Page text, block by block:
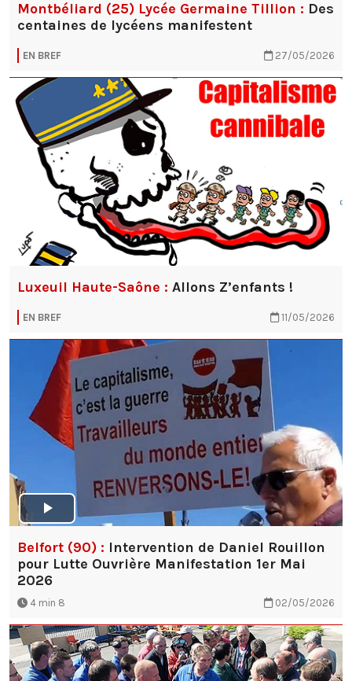
Montbéliard (25) Lycée Germaine Tillion : Des
centaines de lycéens manifestent
EN BREF 27/05/2026
Luxeuil Haute-Saône : Allons Z’enfants !
EN BREF 11/05/2026
Belfort (90) : Intervention de Daniel Rouillon
pour Lutte Ouvrière Manifestation 1er Mai
2026
4 min 8 02/05/2026